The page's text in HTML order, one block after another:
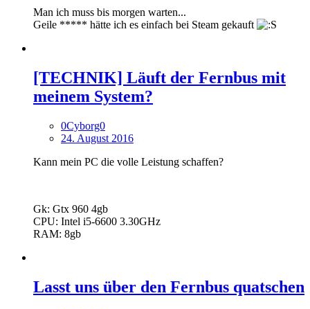
Man ich muss bis morgen warten...
Geile ***** hätte ich es einfach bei Steam gekauft
[TECHNIK] Läuft der Fernbus mit
meinem System?
0Cyborg0
24. August 2016
Kann mein PC die volle Leistung schaffen?
Gk: Gtx 960 4gb
CPU: Intel i5-6600 3.30GHz
RAM: 8gb
Lasst uns über den Fernbus quatschen